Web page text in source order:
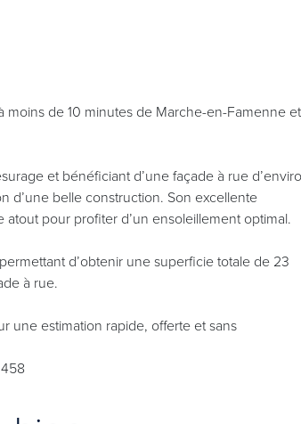
de 10 minutes de Marche-en-Famenne
et bénéficiant d’une façade à rue
d’une belle construction. Son excellente
pour profiter d’un ensoleillement optimal.
d’obtenir une superficie totale de 23
à rue.
une estimation rapide, offerte et sans